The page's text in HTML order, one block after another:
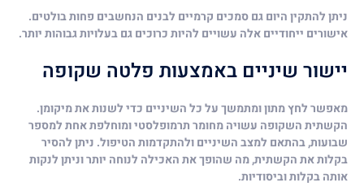
ניתן להתקין היום גם סמכים קרמיים לבנים הנחשבים פחות בולטים.
אישורים ייחודיים אלה עשויים להיות כרוכים גם בעלויות גבוהות יותר.
יישור שיניים באמצעות פלטה שקופה
מאפשר לחץ מתון ומתמשך על כל השיניים כדי לשנות את מיקומן.
הקשתית השקופה עשויה מחומר תרמופלסטי ומוחלפת אחת למספר
שבועות, בהתאם למצב השיניים ולהתקדמות הטיפול. ניתן להסיר
בקלות את הקשתית, מה שהופך את האכילה לנוחה יותר וניתן לנקות
אותה בקלות וביסודיות.